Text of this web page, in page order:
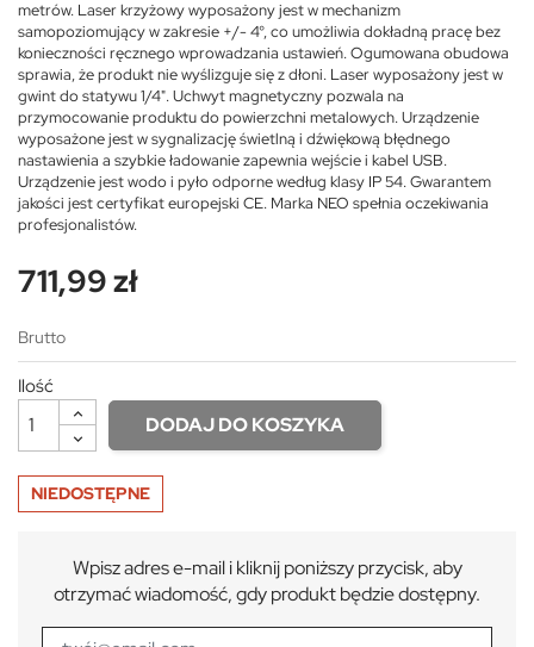
metrów. Laser krzyżowy wyposażony jest w mechanizm
samopoziomujący w zakresie +/- 4°, co umożliwia dokładną pracę bez
konieczności ręcznego wprowadzania ustawień. Ogumowana obudowa
sprawia, że produkt nie wyślizguje się z dłoni. Laser wyposażony jest w
gwint do statywu 1/4". Uchwyt magnetyczny pozwala na
przymocowanie produktu do powierzchni metalowych. Urządzenie
wyposażone jest w sygnalizację świetlną i dźwiękową błędnego
nastawienia a szybkie ładowanie zapewnia wejście i kabel USB.
Urządzenie jest wodo i pyło odporne według klasy IP 54. Gwarantem
jakości jest certyfikat europejski CE. Marka NEO spełnia oczekiwania
profesjonalistów.
711,99 zł
Brutto
Ilość
DODAJ DO KOSZYKA
NIEDOSTĘPNE
Wpisz adres e-mail i kliknij poniższy przycisk, aby
otrzymać wiadomość, gdy produkt będzie dostępny.